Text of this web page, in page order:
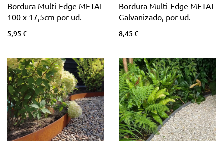
Bordura Multi-Edge METAL
100 x 17,5cm por ud.
5,95 €
Bordura Multi-Edge METAL
Galvanizado, por ud.
8,45 €